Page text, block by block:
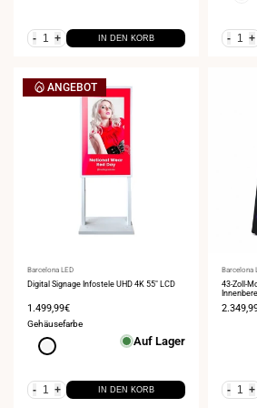
- + IN DEN KORB - +
ANGEBOT
Anbieter:
Barcelona LED
Digital Signage Infostele UHD 4K 55" LCD
Verkaufspreis
1.499,99€
Gehäusefarbe
Weiß Auf Lager
- + IN DEN KORB
Barcelona
43-Zoll-
LCD
- +